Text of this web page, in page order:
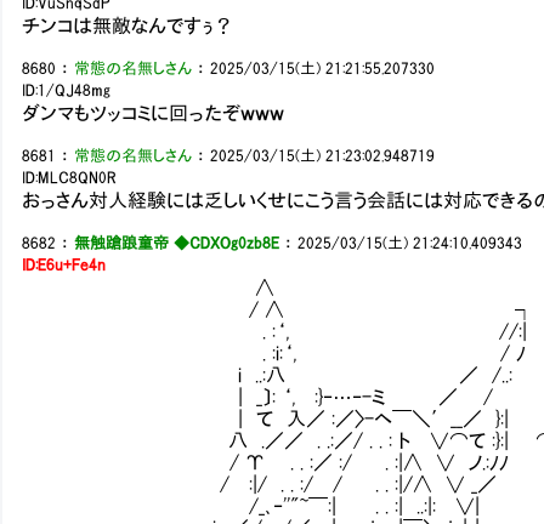
チンコは無敵なんですぅ？
8680 ： 常態の名無しさん ：2025/03/15(土) 21:21:55.207330
ID:1/QJ48mg
ダンマもツッコミに回ったぞｗｗｗ
8681 ： 常態の名無しさん ：2025/03/15(土) 21:23:02.948719
ID:MLC8QN0R
おっさん対人経験には乏しいくせにこう言う会話には対応できる
8682 ：無触蹌踉童帝 ◆CDXOg0zb8E ：2025/03/15(土) 21:24:10.409343
ID:E6u+Fe4n
∧
/ ∧ ┐
. :‘, //:|
. :i:‘, / ﾉ
i ..:八 ／ /..:
| _〕: ‘, :}‐…‐-ミ ／ /
| て 入／ :／〉-ヘ￣＼′__／ }:|
八 .／／ . .:／/ . . : ト ∨⌒て :}:| ⌒
/ Υ . . :／ :/ . :|∧ ∨ ノ.:ﾉﾉ
/ :|/ . . :/ / . . :|/∧ ∨ _／
/_､‐''"~￣:| . . :| ..:|: ∨|